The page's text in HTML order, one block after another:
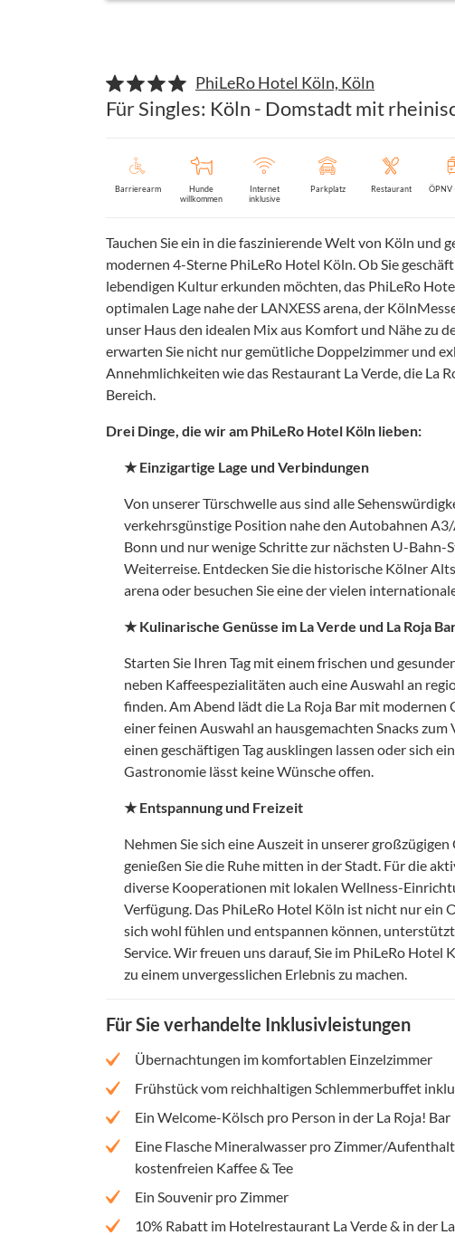
PhiLeRo Hotel Köln, Köln
Für Singles: Köln - Domstadt mit
Barrierearm
Hunde
willkommen
Internet
inklusive
Parkplatz Restaurant ÖPNV
Tauchen Sie ein in die faszinierende Welt von Köln und
modernen 4-Sterne PhiLeRo Hotel Köln. Ob Sie
lebendigen Kultur erkunden möchten, das PhiLeRo
optimalen Lage nahe der LANXESS arena, der
unser Haus den idealen Mix aus Komfort und Nähe zu
erwarten Sie nicht nur gemütliche Doppelzimmer und
Annehmlichkeiten wie das Restaurant La Verde, die La
Bereich.
Drei Dinge, die wir am PhiLeRo Hotel Köln lieben:
★ Einzigartige Lage und Verbindungen
Von unserer Türschwelle aus sind alle
verkehrsgünstige Position nahe den Autobahnen
Bonn und nur wenige Schritte zur nächsten U-
Weiterreise. Entdecken Sie die historische Kölner
arena oder besuchen Sie eine der vielen
★ Kulinarische Genüsse im La Verde und La Roja
Starten Sie Ihren Tag mit einem frischen und
neben Kaffeespezialitäten auch eine Auswahl an
finden. Am Abend lädt die La Roja Bar mit
einer feinen Auswahl an hausgemachten Snacks
einen geschäftigen Tag ausklingen lassen oder sich
Gastronomie lässt keine Wünsche offen.
★ Entspannung und Freizeit
Nehmen Sie sich eine Auszeit in unserer
genießen Sie die Ruhe mitten in der Stadt. Für die
diverse Kooperationen mit lokalen Wellness-
Verfügung. Das PhiLeRo Hotel Köln ist nicht nur ein
sich wohl fühlen und entspannen können,
Service. Wir freuen uns darauf, Sie im PhiLeRo
zu einem unvergesslichen Erlebnis zu machen.
Für Sie verhandelte Inklusivleistungen
Übernachtungen im komfortablen Einzelzimmer
Frühstück vom reichhaltigen Schlemmerbuffet
Ein Welcome-Kölsch pro Person in der La Roja! Bar
Eine Flasche Mineralwasser pro Zimmer/
kostenfreien Kaffee & Tee
Ein Souvenir pro Zimmer
10% Rabatt im Hotelrestaurant La Verde & in der